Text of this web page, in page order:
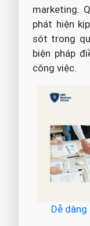
marketing.
phát hiện
sót trong
biện pháp
công việc.
Dễ